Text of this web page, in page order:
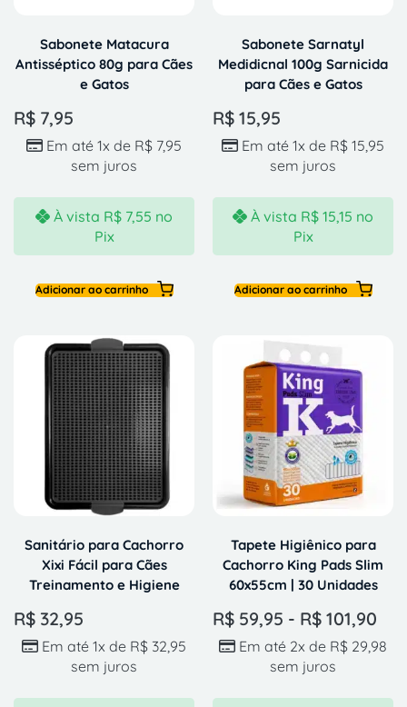
Sabonete Matacura
Antisséptico 80g para Cães
e Gatos
R$ 7,95
Em até 1x de R$ 7,95
sem juros
À vista R$ 7,55 no
Pix
Adicionar ao carrinho
Sabonete Sarnatyl
Medidicnal 100g Sarnicida
para Cães e Gatos
R$ 15,95
Em até 1x de R$ 15,95
sem juros
À vista R$ 15,15 no
Pix
Adicionar ao carrinho
Sanitário para Cachorro
Xixi Fácil para Cães
Treinamento e Higiene
R$ 32,95
Em até 1x de R$ 32,95
sem juros
Tapete Higiênico para
Cachorro King Pads Slim
60x55cm | 30 Unidades
R$ 59,95 - R$ 101,90
Em até 2x de R$ 29,98
sem juros